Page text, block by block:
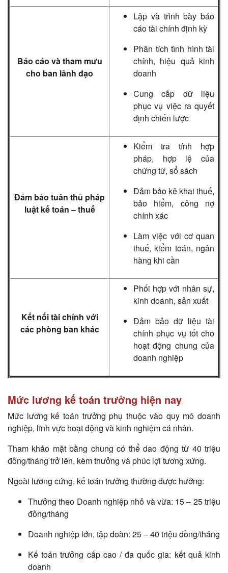
Báo cáo và tham mưu
cho ban lãnh đạo
Lập và trình bày báo
cáo tài chính định kỳ
Phân tích tình hình tài
chính, hiệu quả kinh
doanh
Cung cấp dữ liệu
phục vụ việc ra quyết
định chiến lược
Đảm bảo tuân thủ pháp
luật kế toán – thuế
Kiểm tra tính hợp
pháp, hợp lệ của
chứng từ, sổ sách
Đảm bảo kê khai thuế,
bảo hiểm, công nợ
chính xác
Làm việc với cơ quan
thuế, kiểm toán, ngân
hàng khi cần
Kết nối tài chính với
các phòng ban khác
Phối hợp với nhân sự,
kinh doanh, sản xuất
Đảm bảo dữ liệu tài
chính phục vụ tốt cho
hoạt động chung của
doanh nghiệp
Mức lương kế toán trưởng hiện nay
Mức lương kế toán trưởng phụ thuộc vào quy mô doanh
nghiệp, lĩnh vực hoạt động và kinh nghiệm cá nhân.
Tham khảo mặt bằng chung có thể dao động từ 40 triệu
đồng/tháng trở lên, kèm thưởng và phúc lợi tương xứng.
Ngoài lương cứng, kế toán trưởng thường được hưởng:
Thưởng theo Doanh nghiệp nhỏ và vừa: 15 – 25 triệu
đồng/tháng
Doanh nghiệp lớn, tập đoàn: 25 – 40 triệu đồng/tháng
Kế toán trưởng cấp cao / đa quốc gia: kết quả kinh
doanh